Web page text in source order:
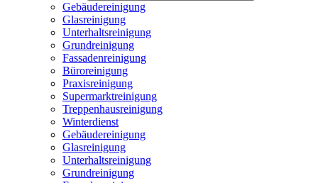
Gebäudereinigung
Glasreinigung
Unterhaltsreinigung
Grundreinigung
Fassadenreinigung
Büroreinigung
Praxisreinigung
Supermarktreinigung
Treppenhausreinigung
Winterdienst
Gebäudereinigung
Glasreinigung
Unterhaltsreinigung
Grundreinigung